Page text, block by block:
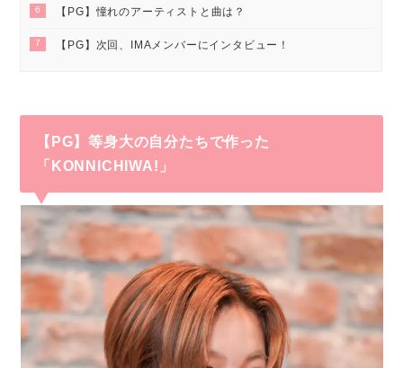
6 【PG】憧れのアーティストと曲は？
7 【PG】次回、IMAメンバーにインタビュー！
【PG】等身大の自分たちで作った
「KONNICHIWA!」